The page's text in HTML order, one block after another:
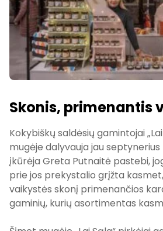
Skonis, primenantis
Kokybiškų saldėsių gamintojai
mugėje dalyvauja jau septynerius
įkūrėja Greta Putnaitė pastebi,
prie jos prekystalio grįžta
vaikystės skonį primenančios
gaminių, kurių asortimentas